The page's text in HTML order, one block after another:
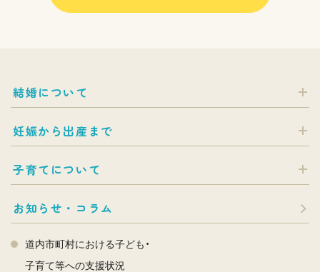
結婚について
妊娠から出産まで
子育てについて
お知らせ・コラム
道内市町村における子ども・
子育て等への支援状況